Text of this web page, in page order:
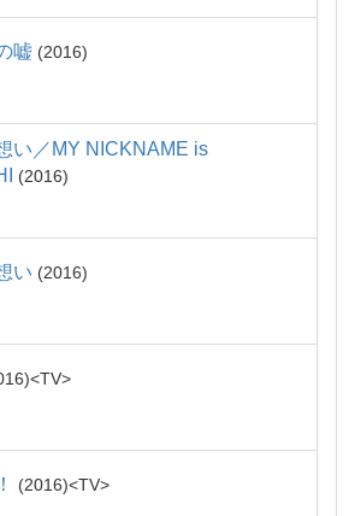
嘘 2016
い／MY NICKNAME is
2016
い 2016
TV
2016 TV